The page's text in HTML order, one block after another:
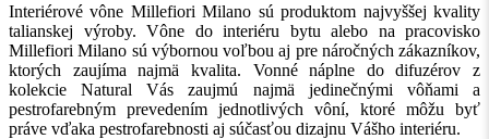
Interiérové vône Millefiori Milano sú produktom najvyššej kvality
talianskej výroby. Vône do interiéru bytu alebo na pracovisko
Millefiori Milano sú výbornou voľbou aj pre náročných zákazníkov,
ktorých zaujíma najmä kvalita. Vonné náplne do difuzérov z
kolekcie Natural Vás zaujmú najmä jedinečnými vôňami a
pestrofarebným prevedením jednotlivých vôní, ktoré môžu byť
práve vďaka pestrofarebnosti aj súčasťou dizajnu Vášho interiéru.